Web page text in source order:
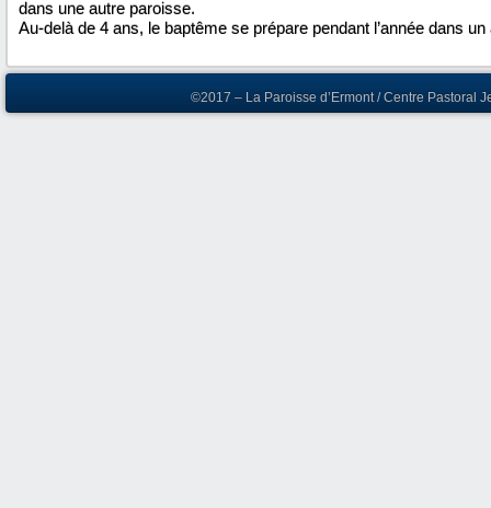
dans une autre paroisse.
Au-delà de 4 ans, le baptême se prépare pendant l’année dans
©2017 – La Paroisse d’Ermont / Centre Pastoral